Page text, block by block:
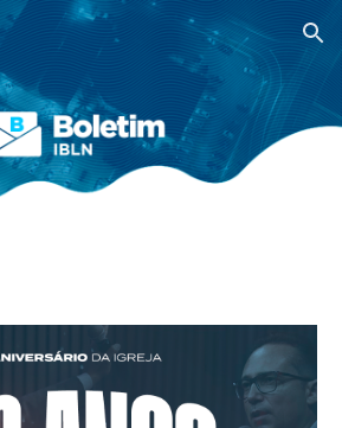
Skip to navigation